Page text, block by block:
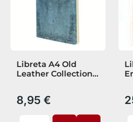
Libreta A4 Old
Leather Collection
8,95 €